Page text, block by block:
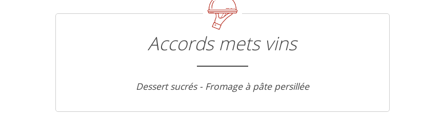
Accords mets vins
Dessert sucrés - Fromage à pâte persillée